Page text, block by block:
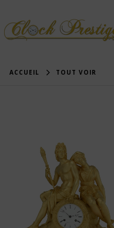
ACCUEIL TOUT VOIR